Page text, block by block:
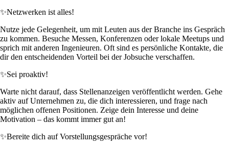
✨Netzwerken ist alles!
Nutze jede Gelegenheit, um mit Leuten aus der Branche ins Gespräch
zu kommen. Besuche Messen, Konferenzen oder lokale Meetups und
sprich mit anderen Ingenieuren. Oft sind es persönliche Kontakte, die
dir den entscheidenden Vorteil bei der Jobsuche verschaffen.
✨Sei proaktiv!
Warte nicht darauf, dass Stellenanzeigen veröffentlicht werden. Gehe
aktiv auf Unternehmen zu, die dich interessieren, und frage nach
möglichen offenen Positionen. Zeige dein Interesse und deine
Motivation – das kommt immer gut an!
✨Bereite dich auf Vorstellungsgespräche vor!